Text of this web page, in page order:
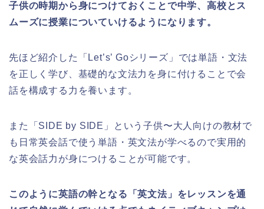
子供の時期から身につけておくことで中学、高校とス
ムーズに授業についていけるようになります。
先ほど紹介した「Let’s’ Goシリーズ」では単語・文法
を正しく学び、基礎的な文法力を身に付けることで会
話を構成する力を養います。
また「SIDE by SIDE」という子供〜大人向けの教材で
も日常英会話で使う単語・英文法が学べるので実用的
な英会話力が身につけることが可能です。
このように英語の幹となる「英文法」をレッスンを通